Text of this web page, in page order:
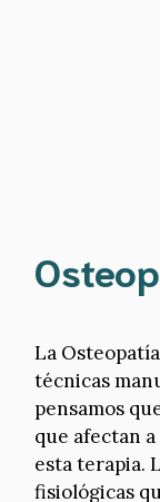
La
técnicas
pensamos
que afectan
esta terapia.
fisiológicas